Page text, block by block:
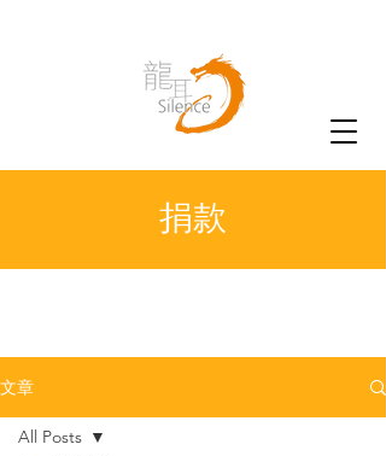
捐款
文章
All Posts